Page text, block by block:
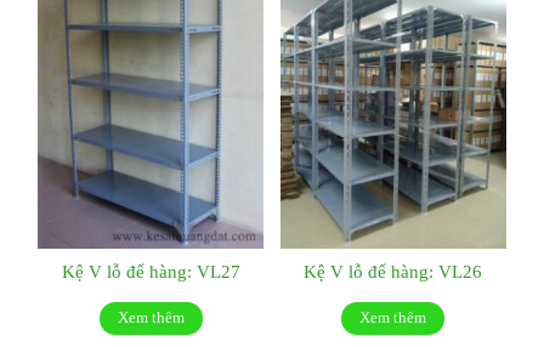
Kệ V lỗ để hàng: VL27
Xem thêm
Kệ V lỗ để hàng: VL26
Xem thêm